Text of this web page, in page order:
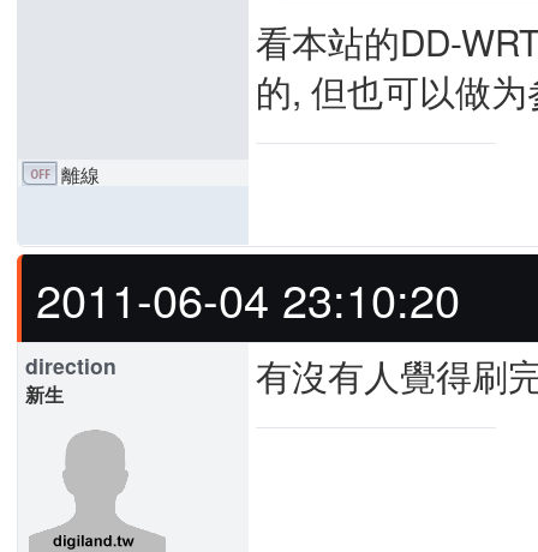
看本站的DD-
的, 但也可以做
離線
2011-06-04 23:10:20
direction
新生 有沒有人覺得刷